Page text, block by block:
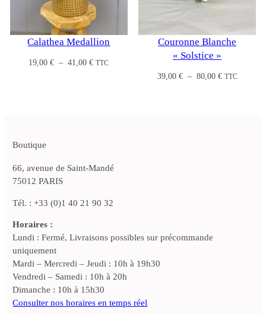
Calathea Medallion
19,00€ – 41,00€Plage
TTC
Couronne Blanche
« Solstice »
39,00 € – 80,00 €Plage
TTC
Boutique
66, avenue de Saint-Mandé
75012 PARIS
Tél. : +33 (0)1 40 21 90 32
Horaires :
Lundi : Fermé, Livraisons possibles sur précommande
uniquement
Mardi – Mercredi – Jeudi : 10h à 19h30
Vendredi – Samedi : 10h à 20h
Dimanche : 10h à 15h30
Consulter nos horaires en temps réel